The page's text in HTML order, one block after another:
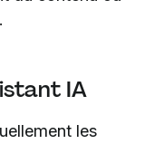
IA
les